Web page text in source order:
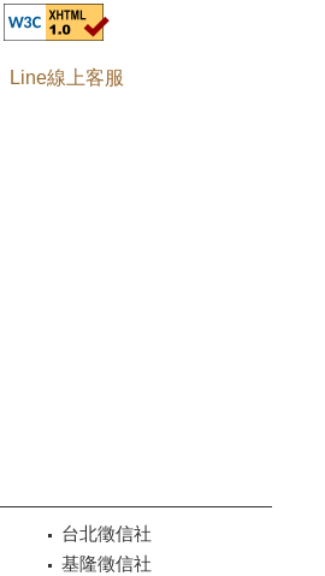
台北徵信社
基隆徵信社